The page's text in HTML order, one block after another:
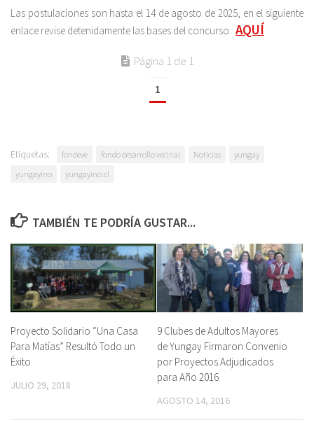
Las postulaciones son hasta el 14 de agosto de 2025, en el siguiente
enlace revise detenidamente las bases del concurso: AQUÍ
Página 1 de 1
1
Etiquetas: fondeve fondo desarrollo vecinal Noticias
yungay
yungayino
yungayino.cl
TAMBIÉN TE PODRÍA GUSTAR...
Proyecto Solidario “Una Casa
Para Matías” Resultó Todo un
Éxito
JULIO 29, 2018
9 Clubes de Adultos Mayores
de Yungay Firmaron Convenio
por Proyectos Adjudicados
para Año 2016
AGOSTO 14, 2016